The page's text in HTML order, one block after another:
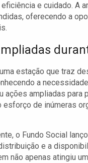
e cuidado. A
oferecendo a
estação que traz
a
ações ampliadas para
esforço de inúmeras
o Fundo Social
e a
não apenas atingiu